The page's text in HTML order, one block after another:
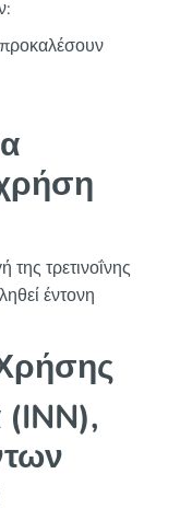
προκαλέσουν
τρετινοΐνης
έντονη
(INN),